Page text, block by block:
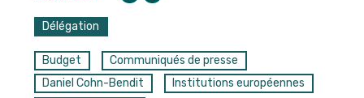
Délégation
Budget
Communiqués de presse
Daniel Cohn-Bendit
Institutions européennes